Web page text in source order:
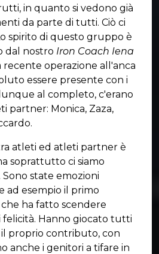
in quanto si vedono già
da parte di tutti. Ciò ci
spirito di questo gruppo è
dal nostro Iron Coach Iena
operazione all'anca
essere presente con i
al completo, c'erano
partner: Monica, Zaza,
atleti ed atleti partner è
soprattutto ci siamo
state emozioni
ad esempio il primo
ha fatto scendere
Hanno giocato tutti
proprio contributo, con
anche i genitori a tifare in